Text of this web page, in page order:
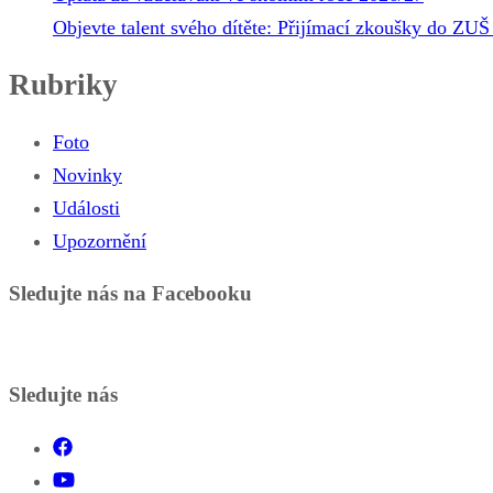
Objevte talent svého dítěte: Přijímací zkoušky do
Rubriky
Foto
Novinky
Události
Upozornění
Sledujte nás na Facebooku
Sledujte nás